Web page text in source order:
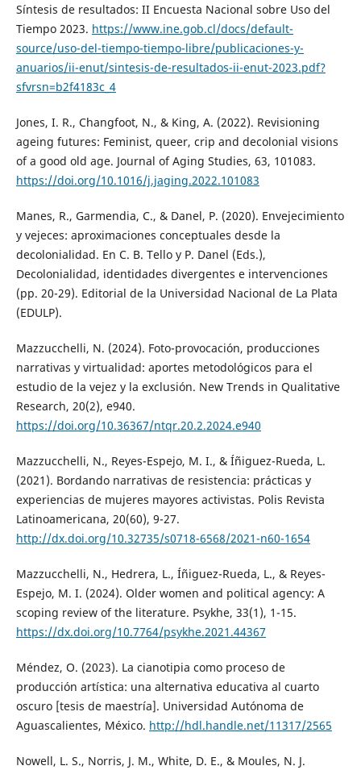
Síntesis de resultados: II Encuesta Nacional sobre Uso del
Tiempo 2023. https://www.ine.gob.cl/docs/default-
source/uso-del-tiempo-tiempo-libre/publicaciones-y-
anuarios/ii-enut/sintesis-de-resultados-ii-enut-2023.pdf?
sfvrsn=b2f4183c_4
Jones, I. R., Changfoot, N., & King, A. (2022). Revisioning
ageing futures: Feminist, queer, crip and decolonial visions
of a good old age. Journal of Aging Studies, 63, 101083.
https://doi.org/10.1016/j.jaging.2022.101083
Manes, R., Garmendia, C., & Danel, P. (2020). Envejecimiento
y vejeces: aproximaciones conceptuales desde la
decolonialidad. En C. B. Tello y P. Danel (Eds.),
Decolonialidad, identidades divergentes e intervenciones
(pp. 20-29). Editorial de la Universidad Nacional de La Plata
(EDULP).
Mazzucchelli, N. (2024). Foto-provocación, producciones
narrativas y virtualidad: aportes metodológicos para el
estudio de la vejez y la exclusión. New Trends in Qualitative
Research, 20(2), e940.
https://doi.org/10.36367/ntqr.20.2.2024.e940
Mazzucchelli, N., Reyes-Espejo, M. I., & Íñiguez-Rueda, L.
(2021). Bordando narrativas de resistencia: prácticas y
experiencias de mujeres mayores activistas. Polis Revista
Latinoamericana, 20(60), 9-27.
http://dx.doi.org/10.32735/s0718-6568/2021-n60-1654
Mazzucchelli, N., Hedrera, L., Íñiguez-Rueda, L., & Reyes-
Espejo, M. I. (2024). Older women and political agency: A
scoping review of the literature. Psykhe, 33(1), 1-15.
https://dx.doi.org/10.7764/psykhe.2021.44367
Méndez, O. (2023). La cianotipia como proceso de
producción artística: una alternativa educativa al cuarto
oscuro [tesis de maestría]. Universidad Autónoma de
Aguascalientes, México. http://hdl.handle.net/11317/2565
Nowell, L. S., Norris, J. M., White, D. E., & Moules, N. J.